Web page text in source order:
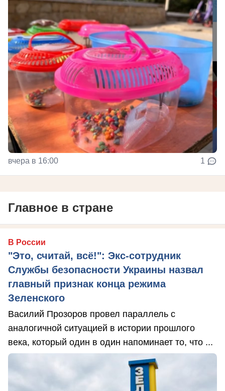
вчера в 16:00 1
Главное в стране
В России
"Это, считай, всё!": Экс-сотрудник
Службы безопасности Украины назвал
главный признак конца режима
Зеленского
Василий Прозоров провел параллель с
аналогичной ситуацией в истории прошлого
века, который один в один напоминает то, что ...